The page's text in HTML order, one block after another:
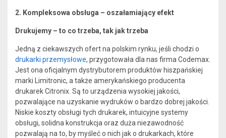
2. Kompleksowa obsługa – oszałamiający efekt
Drukujemy – to co trzeba, tak jak trzeba
Jedną z ciekawszych ofert na polskim rynku, jeśli chodzi o
drukarki przemysłowe, przygotowała dla nas firma Codemax.
Jest ona oficjalnym dystrybutorem produktów hiszpańskiej
marki Limitronic, a także amerykańskiego producenta
drukarek Citronix. Są to urządzenia wysokiej jakości,
pozwalające na uzyskanie wydruków o bardzo dobrej jakości.
Niskie koszty obsługi tych drukarek, intuicyjne systemy
obsługi, solidna konstrukcja oraz duża niezawodność
pozwalają na to, by myśleć o nich jak o drukarkach, które